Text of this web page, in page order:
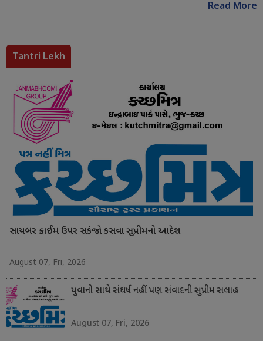
Read More
Tantri Lekh
સાયબર ક્રાઈમ ઉપર સકંજો કસવા સુપ્રીમનો આદેશ
August 07, Fri, 2026
યુવાનો સાથે સંઘર્ષ નહીં પણ સંવાદની સુપ્રીમ સલાહ
August 07, Fri, 2026